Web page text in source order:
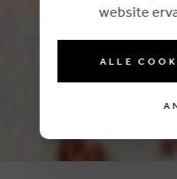
website
ALLE